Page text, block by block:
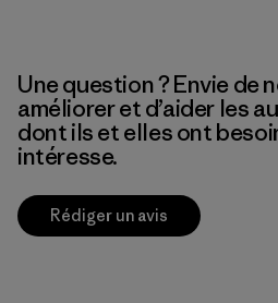
Une question ? Envie de
améliorer et d’aider les
dont ils et elles ont
intéresse.
Rédiger un avis